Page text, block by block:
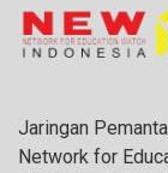
Jaringan
Network for